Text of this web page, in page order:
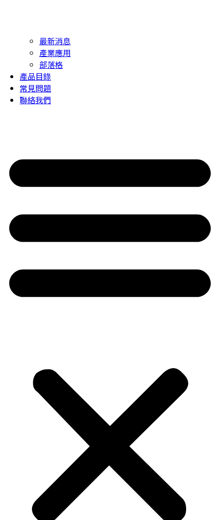
最新消息
產業應用
部落格
產品目錄
常見問題
聯絡我們